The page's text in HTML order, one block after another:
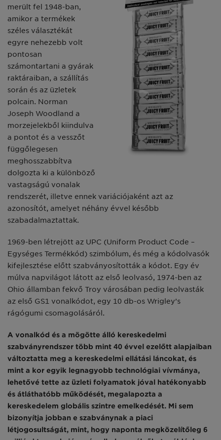
merült fel 1948-ban,
amikor a termékek
széles választékát
egyre nehezebb volt
pontosan
számontartani a gyárak
raktáraiban, a szállítás
során és az üzletek
polcain. Norman
Joseph Woodland a
morzejelekből kiindulva
a pontot és a vesszőt
függőlegesen
meghosszabbítva
dolgozta ki a különböző
vastagságú vonalak
rendszerét, illetve ennek variációjaként azt az
azonosítót, amelyet néhány évvel később
szabadalmaztattak.
1969-ben létrejött az UPC (Uniform Product Code –
Egységes Termékkód) szimbólum, és még a kódolvasók
kifejlesztése előtt szabványosították a kódot. Egy év
múlva napvilágot látott az első leolvasó, 1974-ben az
Ohio államban fekvő Troy városában pedig leolvasták
az első GS1 vonalkódot, egy 10 db-os Wrigley’s
rágógumi csomagolásáról.
A vonalkód és a mögötte álló kereskedelmi
szabványrendszer több mint 40 évvel ezelőtt alapjaiban
változtatta meg a kereskedelmi ellátási láncokat, és
mint a kor egyik legnagyobb technológiai vívmánya,
lehetővé tette az üzleti folyamatok jóval hatékonyabb
és átláthatóbb működését, megalapozta a
kereskedelem globális szintre emelkedését. Mi sem
bizonyítja jobban e szabványnak a piaci
létjogosultságát, mint, hogy naponta megközelítőleg 6